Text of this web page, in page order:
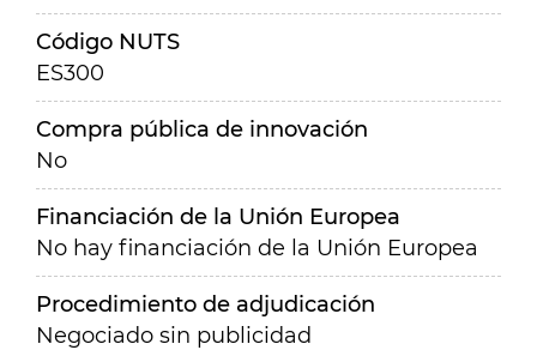
Código NUTS
ES300
Compra pública de innovación
No
Financiación de la Unión Europea
No hay financiación de la Unión Europea
Procedimiento de adjudicación
Negociado sin publicidad